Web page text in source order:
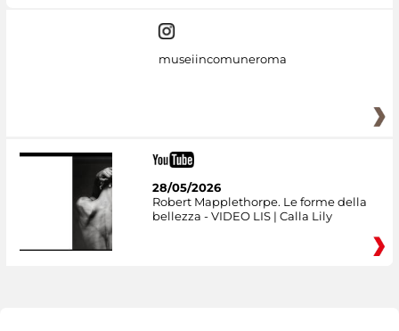
museiincomuneroma
28/05/2026
Robert Mapplethorpe. Le forme della
bellezza - VIDEO LIS | Calla Lily